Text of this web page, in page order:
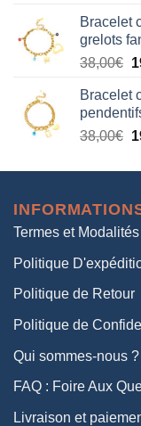
Bracelet
grelots
38,00€
Bracelet
38,00€
Termes et
Politique
Politique de Retour
Politique de
Qui sommes-nous ?
FAQ : Foire Aux
Livraison et